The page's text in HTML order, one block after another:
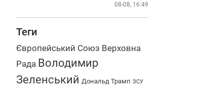
08-08, 16:49
Теги
Європейський Союз Верховна
Рада Володимир
Зеленський Дональд Трамп ЗСУ